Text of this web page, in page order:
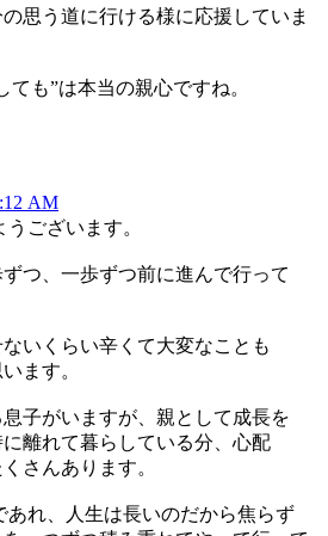
思う道に行ける様に応援していま
ても”は本当の親心ですね。
AM
ございます。
つ、一歩ずつ前に進んで行って
いくらい辛くて大変なことも
ます。
子がいますが、親として成長を
離れて暮らしている分、心配
さんあります。
あれ、人生は長いのだから焦らず